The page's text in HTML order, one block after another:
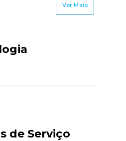
Ver Mais
de Serviço